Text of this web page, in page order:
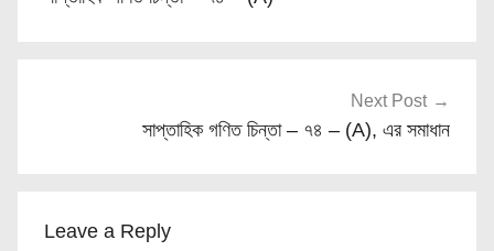
Next Post
সাপ্তাহিক গণিত চিন্তা – ৭৪ – (A), এর সমাধান
Leave a Reply